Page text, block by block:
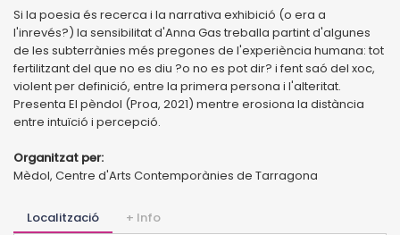
Si la poesia és recerca i la narrativa exhibició (o era a
l'inrevés?) la sensibilitat d'Anna Gas treballa partint d'algunes
de les subterrànies més pregones de l'experiència humana: tot
fertilitzant del que no es diu ?o no es pot dir? i fent saó del xoc,
violent per definició, entre la primera persona i l'alteritat.
Presenta El pèndol (Proa, 2021) mentre erosiona la distància
entre intuïció i percepció.
Organitzat per:
Mèdol, Centre d'Arts Contemporànies de Tarragona
Localització + Info